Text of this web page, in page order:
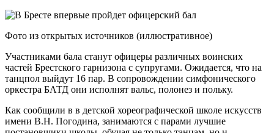
Фото из открытых источников (иллюстративное)
Участниками бала станут офицеры различных воинских
частей Брестского гарнизона с супругами. Ожидается, что на
танцпол выйдут 16 пар. В сопровождении симфонического
оркестра БАТД они исполнят вальс, полонез и польку.
Как сообщили в в детской хореографической школе искусств
имени В.Н. Погодина, занимаются с парами лучшие